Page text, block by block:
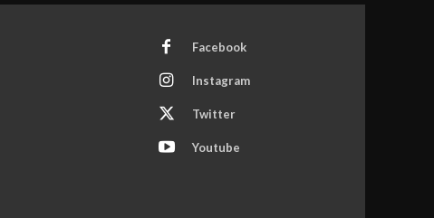
Facebook
Instagram
Twitter
Youtube